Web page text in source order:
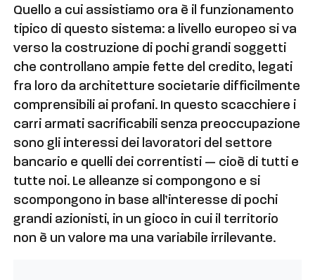
Quello a cui assistiamo ora è il funzionamento
tipico di questo sistema: a livello europeo si va
verso la costruzione di pochi grandi soggetti
che controllano ampie fette del credito, legati
fra loro da architetture societarie difficilmente
comprensibili ai profani. In questo scacchiere i
carri armati sacrificabili senza preoccupazione
sono gli interessi dei lavoratori del settore
bancario e quelli dei correntisti — cioè di tutti e
tutte noi. Le alleanze si compongono e si
scompongono in base all’interesse di pochi
grandi azionisti, in un gioco in cui il territorio
non è un valore ma una variabile irrilevante.